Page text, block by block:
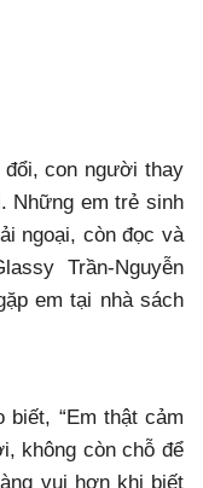
con người thay
Những em trẻ sinh
ngoại, còn đọc và
Trần-Nguyễn
em tại nhà sách
biết, “Em thật cảm
không còn chỗ để
vui hơn khi biết